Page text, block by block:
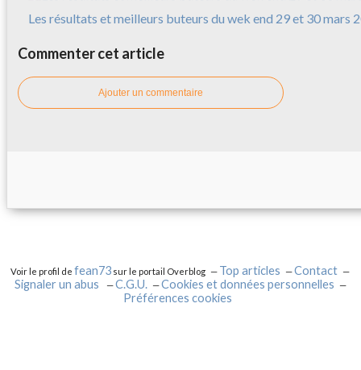
Les résultats et meilleurs buteurs du wek end 29 et 30 mars
Commenter cet article
Ajouter un commentaire
Voir le profil defean73 sur le portail Overblog Top articles
Contact
Signaler un abus
C.G.U.
Cookies et données personnelles
Préférences cookies